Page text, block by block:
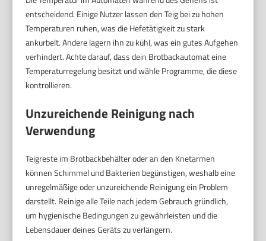
entscheidend. Einige Nutzer lassen den Teig bei zu hohen
Temperaturen ruhen, was die Hefetätigkeit zu stark
ankurbelt. Andere lagern ihn zu kühl, was ein gutes Aufgehen
verhindert. Achte darauf, dass dein Brotbackautomat eine
Temperaturregelung besitzt und wähle Programme, die diese
kontrollieren.
Unzureichende Reinigung nach
Verwendung
Teigreste im Brotbackbehälter oder an den Knetarmen
können Schimmel und Bakterien begünstigen, weshalb eine
unregelmäßige oder unzureichende Reinigung ein Problem
darstellt. Reinige alle Teile nach jedem Gebrauch gründlich,
um hygienische Bedingungen zu gewährleisten und die
Lebensdauer deines Geräts zu verlängern.